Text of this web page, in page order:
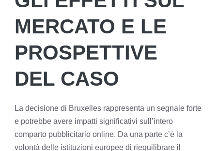
MERCATO E LE
PROSPETTIVE
DEL CASO
La decisione di Bruxelles rappresenta un segnale forte
e potrebbe avere impatti significativi sull’intero
comparto pubblicitario online. Da una parte c’è la
volontà delle istituzioni europee di riequilibrare il